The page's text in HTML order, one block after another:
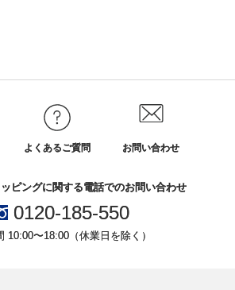
よくあるご質問 お問い合わせ
ピングに関する電話でのお問い合わせ
0120-185-550
10:00〜18:00（休業日を除く）